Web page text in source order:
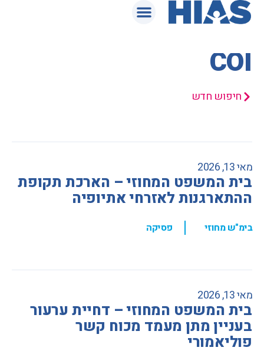
COI
חיפוש חדש
מאי 13, 2026
בית המשפט המחוזי – הארכת תקופת
ההתארגנות לאזרחי אתיופיה
בימ"ש מחוזי , פסיקה
מאי 13, 2026
בית המשפט המחוזי – דחיית ערעור
בעניין מתן מעמד מכוח קשר
פוליאמורי